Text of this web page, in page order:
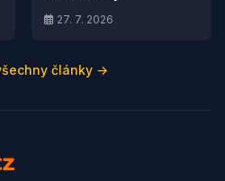
27. 7. 2026
články →